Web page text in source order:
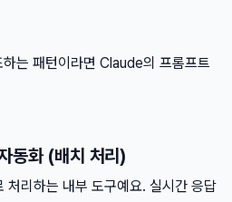
는 패턴이라면 Claude의 프롬프트
동화 (배치 처리)
리하는 내부 도구예요. 실시간 응답